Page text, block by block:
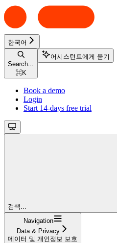
한국어
Search...
⌘K
어시스턴트에게 묻기
Book a demo
Login
Start 14-days free trial
검색...
Navigation
Data & Privacy
데이터 및 개인정보 보호